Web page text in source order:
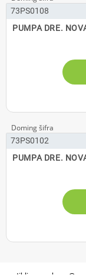
73PS0108
PUMPA DRE.
73PS0102
PUMPA DRE.